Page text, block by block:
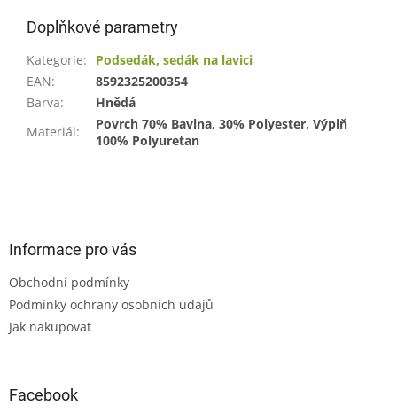
Doplňkové parametry
Kategorie:
Podsedák, sedák na lavici
EAN:
8592325200354
Barva:
Hnědá
Materiál:
Povrch 70% Bavlna, 30% Polyester, Výplň
100% Polyuretan
Informace pro vás
Obchodní podmínky
Podmínky ochrany osobních údajů
Jak nakupovat
Facebook